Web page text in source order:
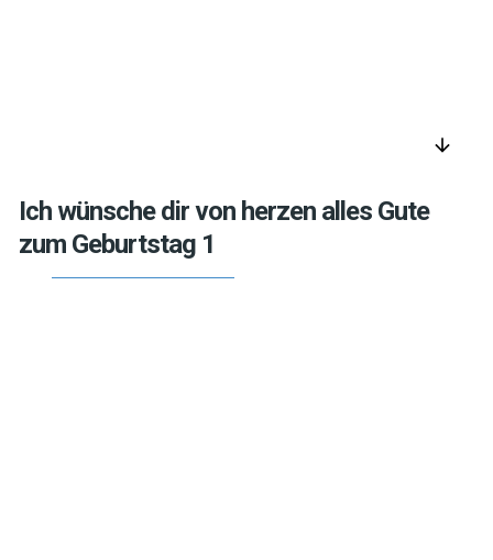
arrow_downward
Ich wünsche dir von herzen alles Gute
zum Geburtstag 1